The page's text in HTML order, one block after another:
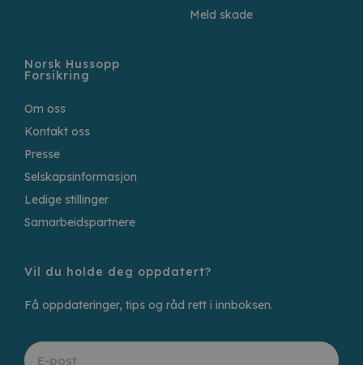
Meld skade
Norsk Hussopp
Forsikring
Om oss
Kontakt oss
Presse
Selskapsinformasjon
Ledige stillinger
Samarbeidspartnere
Vil du holde deg oppdatert?
Få oppdateringer, tips og råd rett i innboksen.